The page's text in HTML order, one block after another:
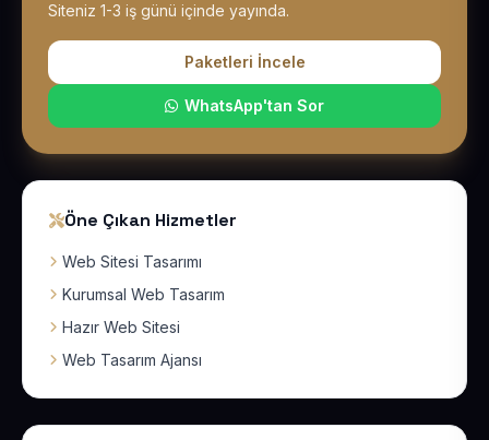
Siteniz 1-3 iş günü içinde yayında.
Paketleri İncele
WhatsApp'tan Sor
Öne Çıkan Hizmetler
Web Sitesi Tasarımı
Kurumsal Web Tasarım
Hazır Web Sitesi
Web Tasarım Ajansı